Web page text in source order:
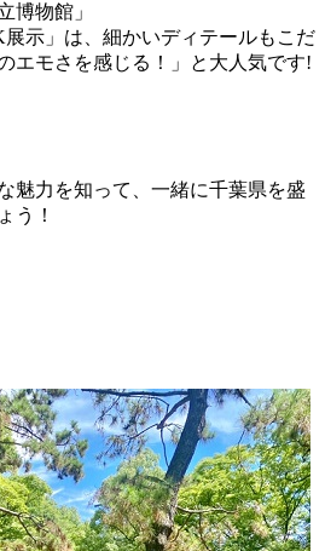
博物館」
示」は、細かいディテールもこだ
エモさを感じる！」と大人気です!
魅力を知って、一緒に千葉県を盛
う！